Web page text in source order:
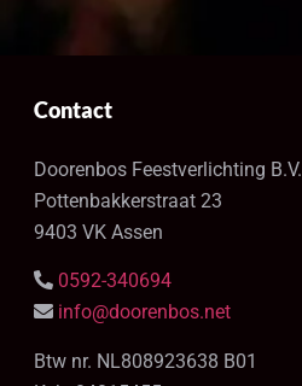
Contact
Doorenbos Feestverlichting B.V.
Pottenbakkerstraat 23
9403 VK Assen
0592-340694
info@doorenbos.net
Btw nr. NL808923638 B01